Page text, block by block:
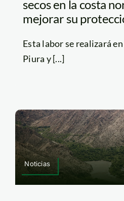
secos en la costa
mejorar su
Esta labor se realizará
Piura y [...]
Noticias